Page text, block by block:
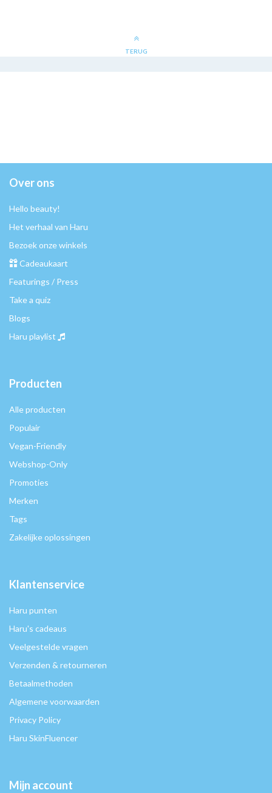
TERUG
Over ons
Hello beauty!
Het verhaal van Haru
Bezoek onze winkels
Cadeaukaart
Featurings / Press
Take a quiz
Blogs
Haru playlist
Producten
Alle producten
Populair
Vegan-Friendly
Webshop-Only
Promoties
Merken
Tags
Zakelijke oplossingen
Klantenservice
Haru punten
Haru's cadeaus
Veelgestelde vragen
Verzenden & retourneren
Betaalmethoden
Algemene voorwaarden
Privacy Policy
Haru SkinFluencer
Mijn account